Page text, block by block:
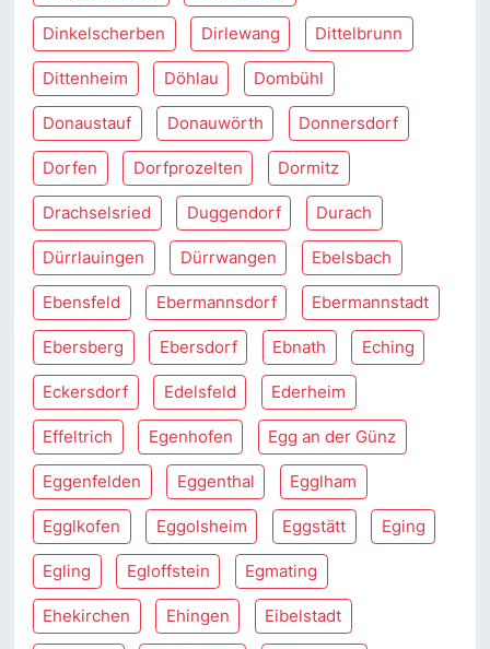
Dinkelscherben Dirlewang Dittelbrunn
Dittenheim Döhlau Dombühl
Donaustauf Donauwörth Donnersdorf
Dorfen Dorfprozelten Dormitz
Drachselsried Duggendorf Durach
Dürrlauingen Dürrwangen Ebelsbach
Ebensfeld Ebermannsdorf Ebermannstadt
Ebersberg Ebersdorf Ebnath Eching
Eckersdorf Edelsfeld Ederheim
Effeltrich Egenhofen Egg an der Günz
Eggenfelden Eggenthal Egglham
Egglkofen Eggolsheim Eggstätt Eging
Egling Egloffstein Egmating
Ehekirchen Ehingen Eibelstadt